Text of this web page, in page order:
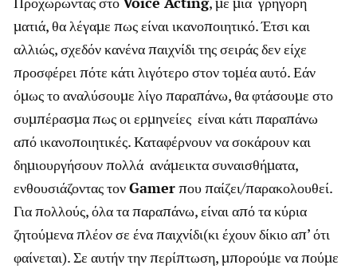
ματιά, θα λέγαμε πως είναι ικανοποιητικό. Έτσι και
αλλιώς, σχεδόν κανένα παιχνίδι της σειράς δεν είχε
προσφέρει πότε κάτι λιγότερο στον τομέα αυτό. Εάν
όμως το αναλύσουμε λίγο παραπάνω, θα φτάσουμε στο
συμπέρασμα πως οι ερμηνείες είναι κάτι παραπάνω
από ικανοποιητικές. Καταφέρνουν να σοκάρουν και
δημιουργήσουν πολλά ανάμεικτα συναισθήματα,
ενθουσιάζοντας τονGamerπου παίζει/παρακολουθεί.
Για πολλούς, όλα τα παραπάνω, είναι από τα κύρια
ζητούμενα πλέον σε ένα παιχνίδι(κι έχουν δίκιο απ’ ότι
φαίνεται). Σε αυτήν την περίπτωση, μπορούμε να πούμε